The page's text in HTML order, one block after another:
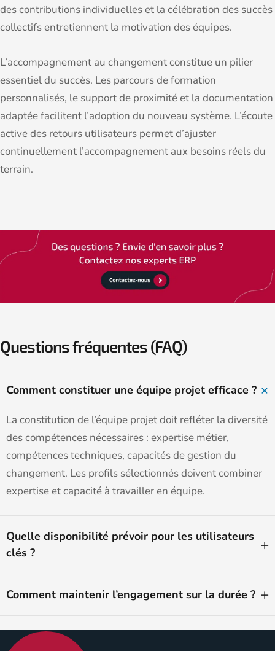
des contributions individuelles et la célébration des succès
collectifs entretiennent la motivation des équipes.
L’accompagnement au changement constitue un pilier
essentiel du succès. Les parcours de formation
personnalisés, le support de proximité et la documentation
adaptée facilitent l’adoption du nouveau système. L’écoute
active des retours utilisateurs permet d’ajuster
continuellement l’accompagnement aux besoins réels du
terrain.
Questions fréquentes (FAQ)
Comment constituer une équipe projet efficace ?
La constitution de l’équipe projet doit refléter la diversité
des compétences nécessaires : expertise métier,
compétences techniques, capacités de gestion du
changement. Les profils sélectionnés doivent combiner
expertise et capacité à travailler en équipe.
Quelle disponibilité prévoir pour les utilisateurs
clés ?
Comment maintenir l’engagement sur la durée ?